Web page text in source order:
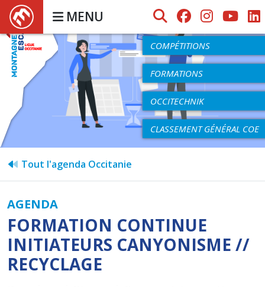
MENU AGENDA
COMPÉTITIONS
FORMATIONS
OCCITECHNIK
CLASSEMENT GÉNÉRAL COE
Tout l'agenda Occitanie
AGENDA
FORMATION CONTINUE
INITIATEURS CANYONISME //
RECYCLAGE